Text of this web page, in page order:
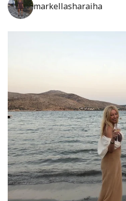
markellasharaiha